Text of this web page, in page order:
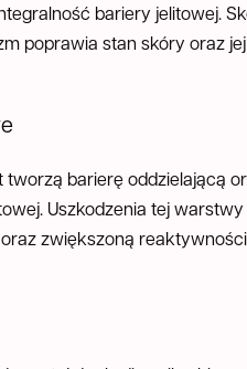
bariery jelitowej.
poprawia stan skóry oraz
tworzą barierę oddzielającą
Uszkodzenia tej
zwiększoną